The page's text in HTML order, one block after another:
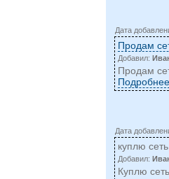
Дата
Продам
Добавил:
Продам
Подробнее
Дата
куплю
Добавил:
Куплю